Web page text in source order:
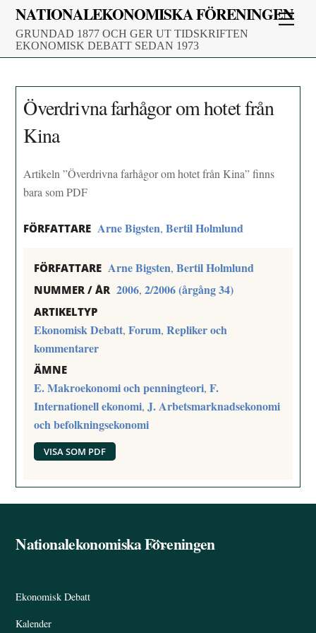
Skip
content
NATIONALEKONOMISKA FÖRENINGEN
GRUNDAD 1877 OCH GER UT TIDSKRIFTEN
EKONOMISK DEBATT SEDAN 1973
Överdrivna farhågor om hotet från
Kina
Artikeln ”Överdrivna farhågor om hotet från Kina” finns
bara som PDF
FÖRFATTARE Arne Bigsten,Bertil Holmlund
FÖRFATTARE Arne Bigsten,Bertil Holmlund
NUMMER / ÅR 2006,2/2006 (årgång 34)
ARTIKELTYP
Ekonomisk Debatt,Forum,Repliker och
kommentarer
ÄMNE
E. Makroekonomi och penningteori,F.
Internationell ekonomi,J. Arbetsmarknadsekonomi
och befolkningsekonomi
VISA SOM PDF
Back
Nationalekonomiska Föreningen
Ekonomisk Debatt
Kalender